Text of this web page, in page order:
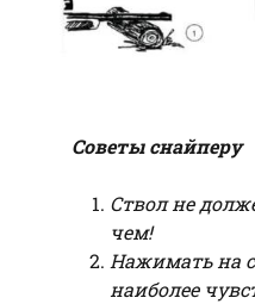
Советы снайперу
Ствол не
чем!
Нажимать на
наиболее